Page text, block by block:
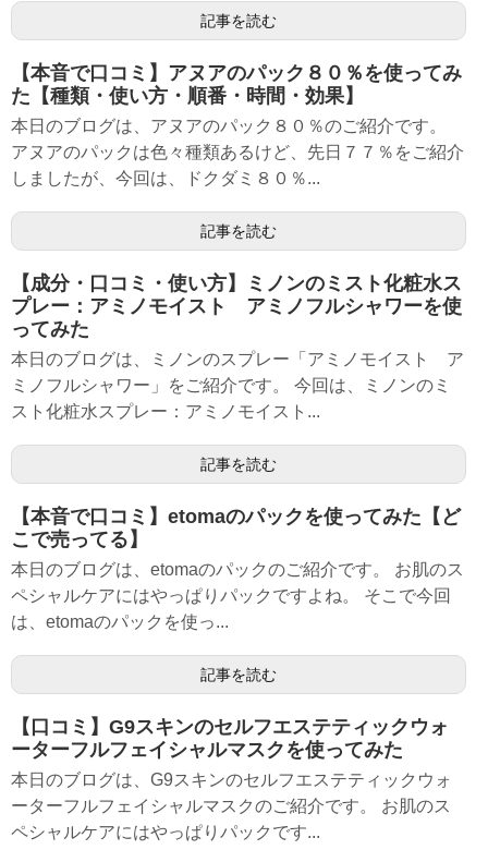
記事を読む
【本音で口コミ】アヌアのパック８０％を使ってみ
た【種類・使い方・順番・時間・効果】
本日のブログは、アヌアのパック８０％のご紹介です。
アヌアのパックは色々種類あるけど、先日７７％をご紹介
しましたが、今回は、ドクダミ８０％...
記事を読む
【成分・口コミ・使い方】ミノンのミスト化粧水ス
プレー：アミノモイスト アミノフルシャワーを使
ってみた
本日のブログは、ミノンのスプレー「アミノモイスト ア
ミノフルシャワー」をご紹介です。 今回は、ミノンのミ
スト化粧水スプレー：アミノモイスト...
記事を読む
【本音で口コミ】etomaのパックを使ってみた【ど
こで売ってる】
本日のブログは、etomaのパックのご紹介です。 お肌のス
ペシャルケアにはやっぱりパックですよね。 そこで今回
は、etomaのパックを使っ...
記事を読む
【口コミ】G9スキンのセルフエステティックウォ
ーターフルフェイシャルマスクを使ってみた
本日のブログは、G9スキンのセルフエステティックウォ
ーターフルフェイシャルマスクのご紹介です。 お肌のス
ペシャルケアにはやっぱりパックです...